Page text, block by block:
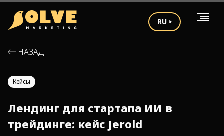
RU
НАЗАД
Кейсы
Лендинг для стартапа ИИ в
трейдинге: кейс Jerold